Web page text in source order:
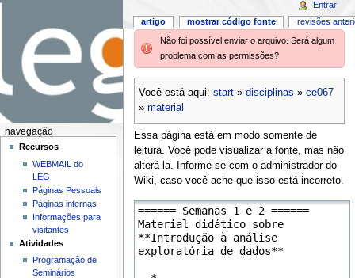
Não foi possível enviar o arquivo. Será algum
problema com as permissões?
Você está aqui: start» disciplinas » ce067
» material
Essa página está em modo somente de
leitura. Você pode visualizar a fonte, mas não
alterá-la. Informe-se com o administrador do
Wiki, caso você ache que isso está incorreto.
artigo mostrar código fonte revisões
Entrar
navegação
Recursos
WEBMAIL do
LEG
Páginas Pessoais
Páginas internas
Informações para
visitantes
Atividades
Programação de
Seminários